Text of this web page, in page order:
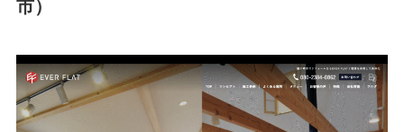
市）